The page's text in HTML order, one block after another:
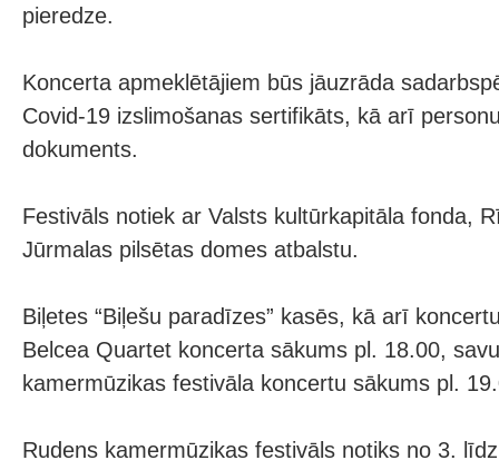
pieredze.
Koncerta apmeklētājiem būs jāuzrāda
Covid-19 izslimošanas sertifikāts, kā arī
dokuments.
Festivāls notiek ar Valsts kultūrkapitāla fonda,
Jūrmalas pilsētas domes atbalstu.
Biļetes “Biļešu paradīzes” kasēs, kā arī
Belcea Quartet koncerta sākums pl. 18.00,
kamermūzikas festivāla koncertu sākums pl.
Rudens kamermūzikas festivāls notiks no 3.